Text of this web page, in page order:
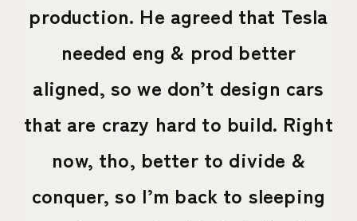
production. He agreed that Tesla
needed eng & prod better
aligned, so we don’t design cars
that are crazy hard to build. Right
now, tho, better to divide &
conquer, so I’m back to sleeping